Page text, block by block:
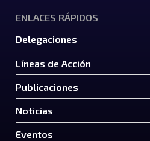
ENLACES RÁPIDOS
Delegaciones
Líneas de Acción
Publicaciones
Noticias
Eventos